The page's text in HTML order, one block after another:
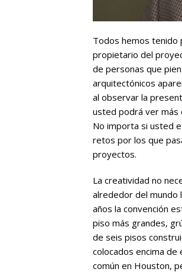
Todos hemos tenido
propietario del
de personas que
arquitectónicos
al observar la
usted podrá ver más
No importa si usted
retos por los que
proyectos.
La creatividad no
alrededor del mundo
años la convención
piso más grandes,
de seis pisos
colocados encima
común en Houston,